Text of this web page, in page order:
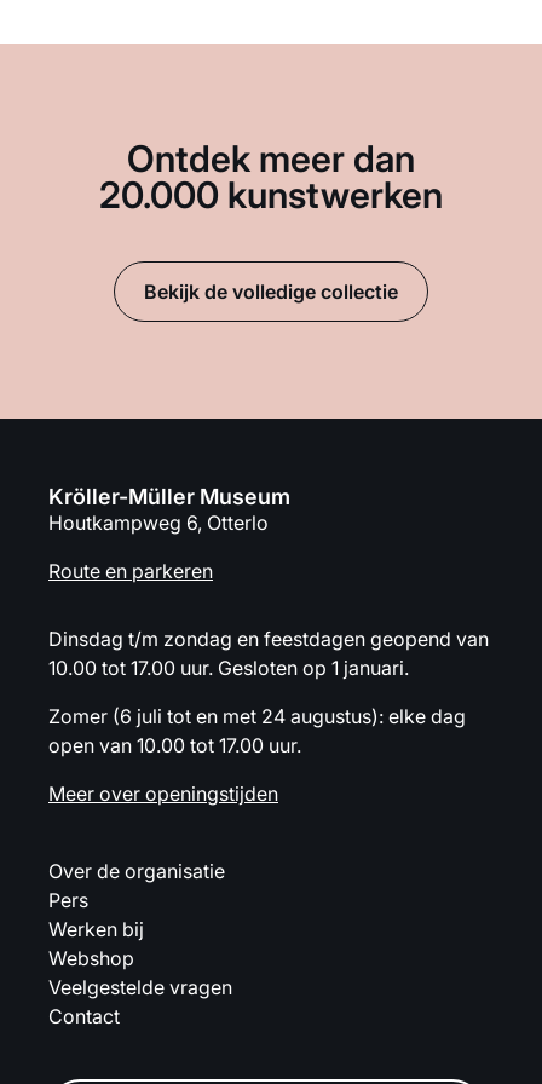
Ontdek meer dan
20.000 kunstwerken
Bekijk de volledige collectie
Kröller-Müller Museum
Houtkampweg 6, Otterlo
Route en parkeren
Dinsdag t/m zondag en feestdagen geopend van
10.00 tot 17.00 uur. Gesloten op 1 januari.
Zomer (6 juli tot en met 24 augustus): elke dag
open van 10.00 tot 17.00 uur.
Meer over openingstijden
Over de organisatie
Pers
Werken bij
Webshop
Veelgestelde vragen
Contact